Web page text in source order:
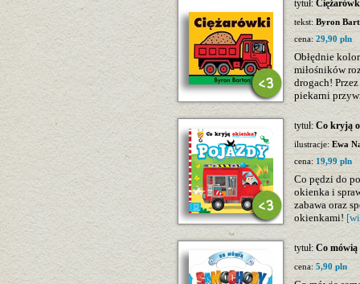
tytuł:
tekst: Byron
cena: 29,90 pln
Obłędnie
miłośników
drogach!
piekarni
tytuł: Co kryją
ilustracje: Ewa
cena: 19,99 pln
Co pędzi do
okienka i
zabawa oraz
okienkami!
tytuł: Co mówią
cena: 5,90 pln